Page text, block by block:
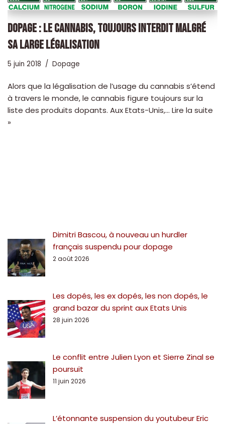
DOPAGE : LE CANNABIS, TOUJOURS INTERDIT MALGRÉ
SA LARGE LÉGALISATION
5 juin 2018 Dopage
Alors que la légalisation de l’usage du cannabis s’étend
à travers le monde, le cannabis figure toujours sur la
liste des produits dopants. Aux Etats-Unis,… Lire la suite
»
Dimitri Bascou, à nouveau un hurdler
français suspendu pour dopage
2 août 2026
Les dopés, les ex dopés, les non dopés, le
grand bazar du sprint aux Etats Unis
28 juin 2026
Le conflit entre Julien Lyon et Sierre Zinal se
poursuit
11 juin 2026
L’étonnante suspension du youtubeur Eric